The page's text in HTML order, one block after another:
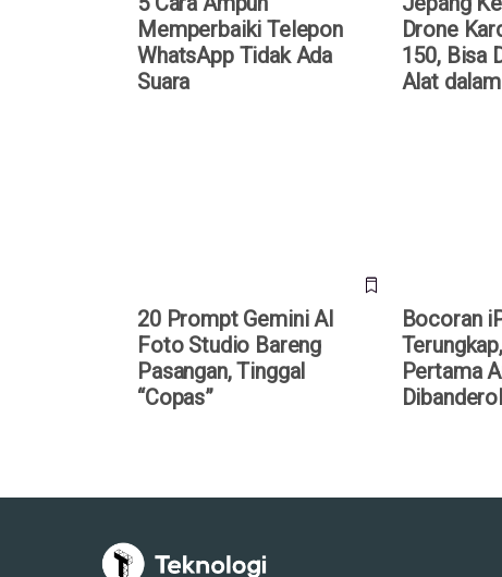
Memperbaiki Telepon
WhatsApp Tidak Ada
Suara
Drone
150, Bisa
Alat
20 Prompt Gemini AI
Foto Studio Bareng
Pasangan, Tinggal
“Copas”
Bocoran
Pertama